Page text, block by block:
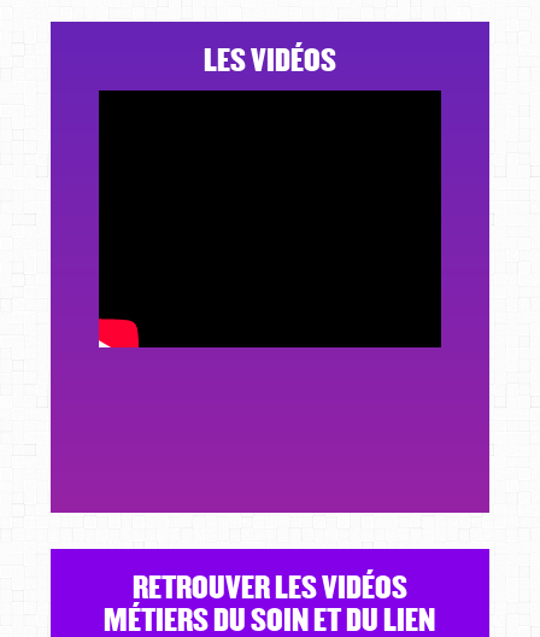
LES VIDÉOS
RETROUVER LES VIDÉOS
MÉTIERS DU SOIN ET DU LIEN